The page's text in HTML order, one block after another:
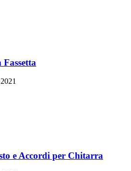
e Accordi per Chitarra